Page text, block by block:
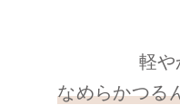
軽や
なめらかつる